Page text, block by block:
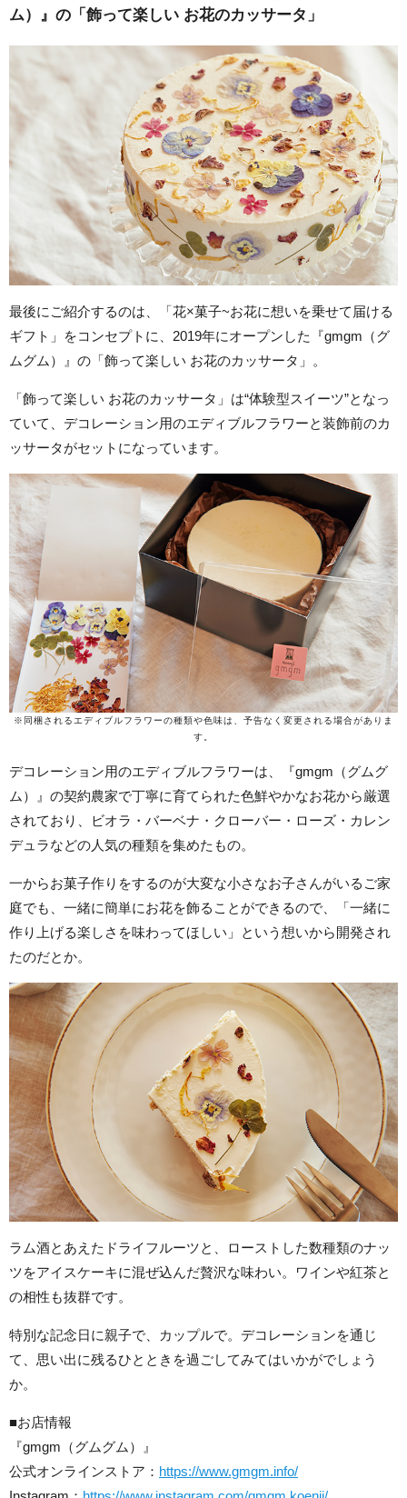
ム）』の「飾って楽しい お花のカッサータ」
最後にご紹介するのは、「花×菓子~お花に想いを乗せて届ける
ギフト」をコンセプトに、2019年にオープンした『gmgm（グ
ムグム）』の「飾って楽しい お花のカッサータ」。
「飾って楽しい お花のカッサータ」は“体験型スイーツ”となっ
ていて、デコレーション用のエディブルフラワーと装飾前のカ
ッサータがセットになっています。
※同梱されるエディブルフラワーの種類や色味は、予告なく変更される場合がありま
す。
デコレーション用のエディブルフラワーは、『gmgm（グムグ
ム）』の契約農家で丁寧に育てられた色鮮やかなお花から厳選
されており、ビオラ・バーベナ・クローバー・ローズ・カレン
デュラなどの人気の種類を集めたもの。
一からお菓子作りをするのが大変な小さなお子さんがいるご家
庭でも、一緒に簡単にお花を飾ることができるので、「一緒に
作り上げる楽しさを味わってほしい」という想いから開発され
たのだとか。
ラム酒とあえたドライフルーツと、ローストした数種類のナッ
ツをアイスケーキに混ぜ込んだ贅沢な味わい。ワインや紅茶と
の相性も抜群です。
特別な記念日に親子で、カップルで。デコレーションを通じ
て、思い出に残るひとときを過ごしてみてはいかがでしょう
か。
■お店情報
『gmgm（グムグム）』
公式オンラインストア： https://www.gmgm.info/